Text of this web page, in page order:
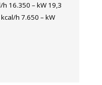
16.350 – kW 19,3
h 7.650 – kW